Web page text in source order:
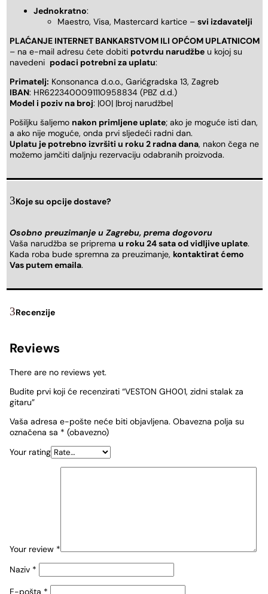
Jednokratno:
Maestro, Visa, Mastercard kartice – svi izdavatelji
PLAĆANJE INTERNET BANKARSTVOM ILI OPĆOM UPLATNICOM
– na e-mail adresu ćete dobiti potvrdu narudžbe u kojoj su
navedeni podaci potrebni za uplatu:
Primatelj: Konsonanca d.o.o., Garićgradska 13, Zagreb
IBAN: HR6223400091110958834 (PBZ d.d.)
Model i poziv na broj: |00| |broj narudžbe|
Pošiljku šaljemo nakon primljene uplate; ako je moguće isti dan,
a ako nije moguće, onda prvi sljedeći radni dan.
Uplatu je potrebno izvršiti u roku 2 radna dana, nakon čega ne
možemo jamčiti daljnju rezervaciju odabranih proizvoda.
Koje su opcije dostave?
Osobno preuzimanje u Zagrebu, prema dogovoru
Vaša narudžba se priprema u roku 24 sata od vidljive uplate.
Kada roba bude spremna za preuzimanje, kontaktirat ćemo
Vas putem emaila.
Recenzije
Reviews
There are no reviews yet.
Budite prvi koji će recenzirati “VESTON GH001, zidni stalak za
gitaru”
Vaša adresa e-pošte neće biti objavljena. Obavezna polja su
označena sa * (obavezno)
Your rating
Your review *
Naziv *
E-pošta *